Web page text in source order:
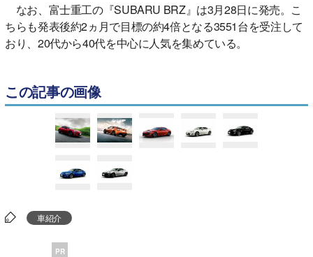
なお、富士重工の『SUBARU BRZ』は3月28日に発売。こ
ちらも発表後約2ヵ月で目標の約4倍となる3551台を受注して
おり、20代から40代を中心に人気を集めている。
この記事の画像
車紹介
PR